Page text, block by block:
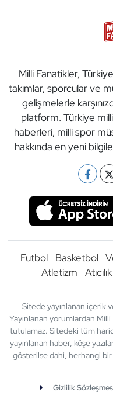
Milli Fanatikler,
takımlar, sporcular ve
gelişmelerle
platform. Türkiye
haberleri, milli spor
hakkında en yeni
Futbol Basketbol
Atletizm
Atıcılık
Sitede yayınlanan içerik
Yayınlanan yorumlardan
tutulamaz. Sitedeki tüm
yayınlanan haber, köşe
gösterilse dahi, herhangi bir
Gizlilik